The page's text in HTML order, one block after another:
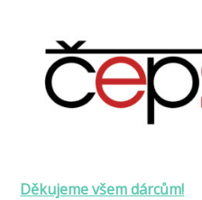
Děkujeme všem dárcům!